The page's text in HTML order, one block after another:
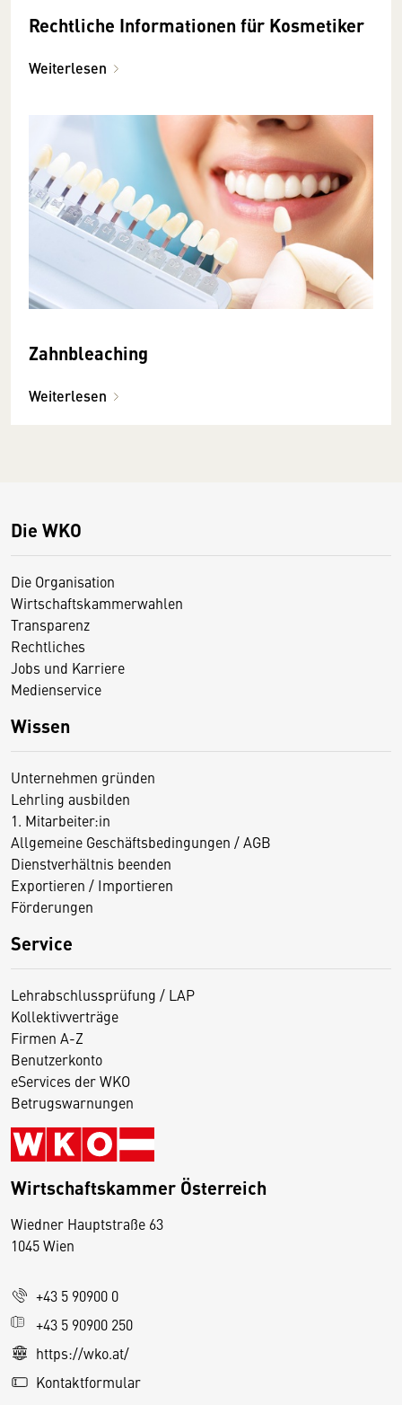
Rechtliche Informationen für Kosmetiker
Weiterlesen
Zahnbleaching
Weiterlesen
Die WKO
Die Organisation
Wirtschaftskammerwahlen
Transparenz
Rechtliches
Jobs und Karriere
Medienservice
Wissen
Unternehmen gründen
Lehrling ausbilden
1. Mitarbeiter:in
Allgemeine Geschäftsbedingungen / AGB
Dienstverhältnis beenden
Exportieren / Importieren
Förderungen
Service
Lehrabschlussprüfung / LAP
Kollektivverträge
Firmen A-Z
Benutzerkonto
eServices der WKO
Betrugswarnungen
Wirtschaftskammer Österreich
Wiedner Hauptstraße 63
1045 Wien
+43 5 90900 0
+43 5 90900 250
https://wko.at/
Kontaktformular
D
s
e
S
e